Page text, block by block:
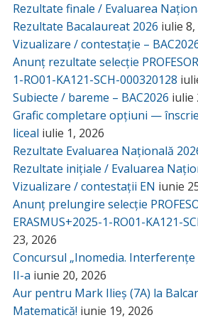
Rezultate finale / Evaluarea
Rezultate Bacalaureat 2026 iulie 8,
Vizualizare / contestație –
Anunț rezultate selecție
1-RO01-KA121-SCH-000320128
Subiecte / bareme – BAC2026 iulie
Grafic completare opțiuni —
liceal iulie 1, 2026
Rezultate Evaluarea Națională
Rezultate inițiale / Evaluarea
Vizualizare / contestații EN iunie
Anunț prelungire selecție
ERASMUS+2025-1-RO01-KA121-
23, 2026
Concursul „Inomedia.
II-a iunie 20, 2026
Aur pentru Mark Ilieș (7A) la
Matematică! iunie 19, 2026